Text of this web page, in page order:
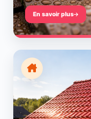
En savoir plus